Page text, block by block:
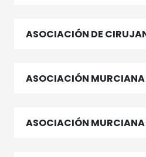
ASOCIACIÓN DE
ASOCIACIÓN
ASOCIACIÓN MURCIANA